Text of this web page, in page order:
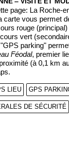
page: La Roche-
carte vous permet
rouge
vert
parking"
Féodal, premier
(à 0,1 km
LIEU GPS
DE SÉCURITÉ